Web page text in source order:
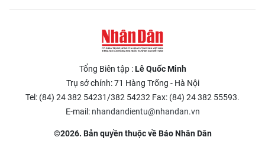
Tổng Biên tập :Lê Quốc Minh
Trụ sở chính: 71 Hàng Trống - Hà Nội
Tel: (84) 24 382 54231/382 54232 Fax: (84) 24 382 55593.
E-mail: nhandandientu@nhandan.vn
©2026. Bản quyền thuộc về Báo Nhân Dân